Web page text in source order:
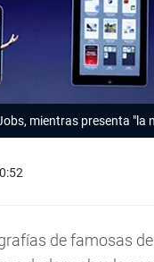
mientras presenta
de famosas